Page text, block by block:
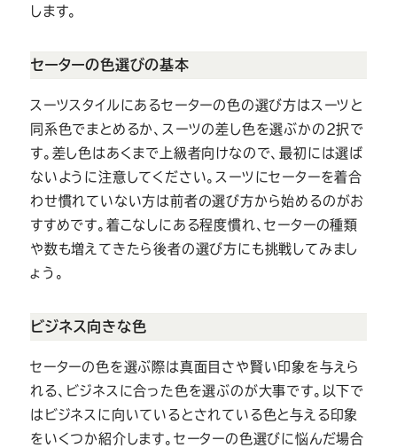
します。
セーターの色選びの基本
スーツスタイルにあるセーターの色の選び方はスーツと
同系色でまとめるか、スーツの差し色を選ぶかの2択で
す。差し色はあくまで上級者向けなので、最初には選ば
ないように注意してください。スーツにセーターを着合
わせ慣れていない方は前者の選び方から始めるのがお
すすめです。着こなしにある程度慣れ、セーターの種類
や数も増えてきたら後者の選び方にも挑戦してみまし
ょう。
ビジネス向きな色
セーターの色を選ぶ際は真面目さや賢い印象を与えら
れる、ビジネスに合った色を選ぶのが大事です。以下で
はビジネスに向いているとされている色と与える印象
をいくつか紹介します。セーターの色選びに悩んだ場合